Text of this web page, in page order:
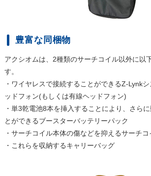
豊富な同梱物
アクシオムは、2種類のサーチコイル以外に以
す。
・ワイヤレスで接続することができるZ-Lynk
ッドフォン(もしくは有線ヘッドフォン)
・単3乾電池8本を挿入することにより、さら
とができるブースターバッテリーパック
・サーチコイル本体の傷などを抑えるサーチ
・これらを収納するキャリーバッグ